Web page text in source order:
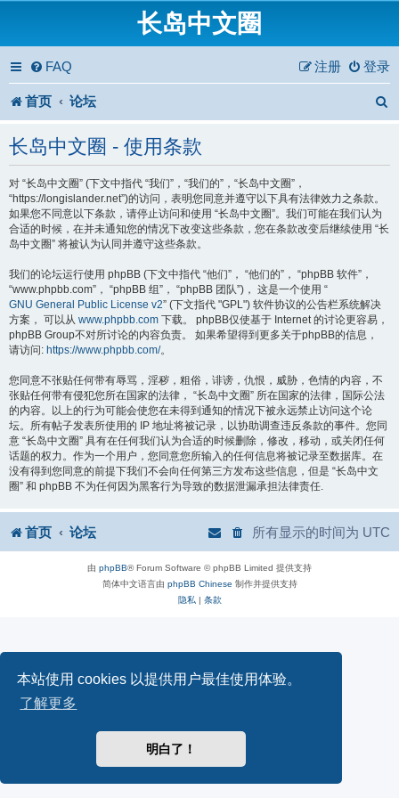
本站使用 cookies 以提供用户最佳使用体验。
了解更多
明白了！
长岛中文圈
FAQ 登录
注册
首页 论坛
长岛中文圈 - 使用条款
对 “长岛中文圈” (下文中指代 “我们”，“我们的”，“长岛中文圈”，
“https://longislander.net”)的访问，表明您同意并遵守以下具有法律效力之条款。
如果您不同意以下条款，请停止访问和使用 “长岛中文圈”。我们可能在我们认为
合适的时候，在并未通知您的情况下改变这些条款，您在条款改变后继续使用 “长
岛中文圈” 将被认为认同并遵守这些条款。
我们的论坛运行使用 phpBB (下文中指代 “他们”， “他们的”， “phpBB 软件”，
“www.phpbb.com”， “phpBB 组”， “phpBB 团队”)， 这是一个使用 “
GNU General Public License v2” (下文指代 "GPL") 软件协议的公告栏系统解决
方案， 可以从 www.phpbb.com 下载。 phpBB仅使基于 Internet 的讨论更容易，
phpBB Group不对所讨论的内容负责。 如果希望得到更多关于phpBB的信息，
请访问: https://www.phpbb.com/。
您同意不张贴任何带有辱骂，淫秽，粗俗，诽谤，仇恨，威胁，色情的内容，不
张贴任何带有侵犯您所在国家的法律， “长岛中文圈” 所在国家的法律，国际公法
的内容。以上的行为可能会使您在未得到通知的情况下被永远禁止访问这个论
坛。所有帖子发表所使用的 IP 地址将被记录，以协助调查违反条款的事件。您同
意 “长岛中文圈” 具有在任何我们认为合适的时候删除，修改，移动，或关闭任何
话题的权力。作为一个用户，您同意您所输入的任何信息将被记录至数据库。在
没有得到您同意的前提下我们不会向任何第三方发布这些信息，但是 “长岛中文
圈” 和 phpBB 不为任何因为黑客行为导致的数据泄漏承担法律责任.
首页 论坛 所有显示的时间为 UTC
由 phpBB® Forum Software © phpBB Limited 提供支持
简体中文语言由 phpBB Chinese 制作并提供支持
隐私 | 条款